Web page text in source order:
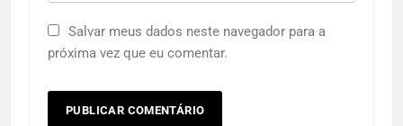
Salvar meus dados neste navegador para a
próxima vez que eu comentar.